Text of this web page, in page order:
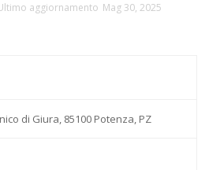
aggiornamento Mag 30, 2025
di Giura, 85100 Potenza, PZ